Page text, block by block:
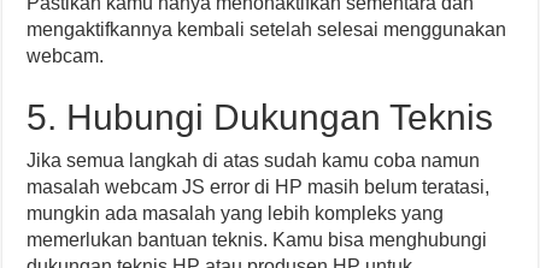
mengaktifkannya kembali setelah selesai menggunakan
webcam.
5. Hubungi Dukungan Teknis
Jika semua langkah di atas sudah kamu coba namun
masalah webcam JS error di HP masih belum teratasi,
mungkin ada masalah yang lebih kompleks yang
memerlukan bantuan teknis. Kamu bisa menghubungi